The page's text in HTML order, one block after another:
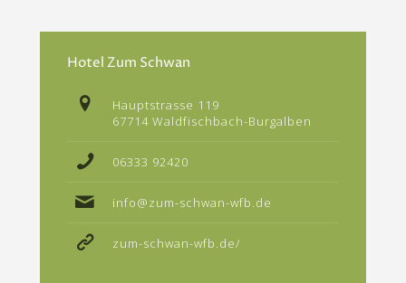
Hotel Zum Schwan
Hauptstrasse 119
67714 Waldfischbach-Burgalben
06333 92420
info@zum-schwan-wfb.de
zum-schwan-wfb.de/